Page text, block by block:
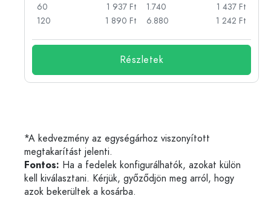
60
1 937 Ft
120
1 890 Ft
1.740
1 437 Ft
6.880
1 242 Ft
Részletek
*A kedvezmény az egységárhoz viszonyított
megtakarítást jelenti.
Fontos: Ha a fedelek konfigurálhatók, azokat külön
kell kiválasztani. Kérjük, győződjön meg arról, hogy
azok bekerültek a kosárba.